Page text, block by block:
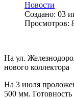
Новости
Создано: 03
Просмотров:
На ул.
нового коллектора
На 3 июля
500 мм. Готовность